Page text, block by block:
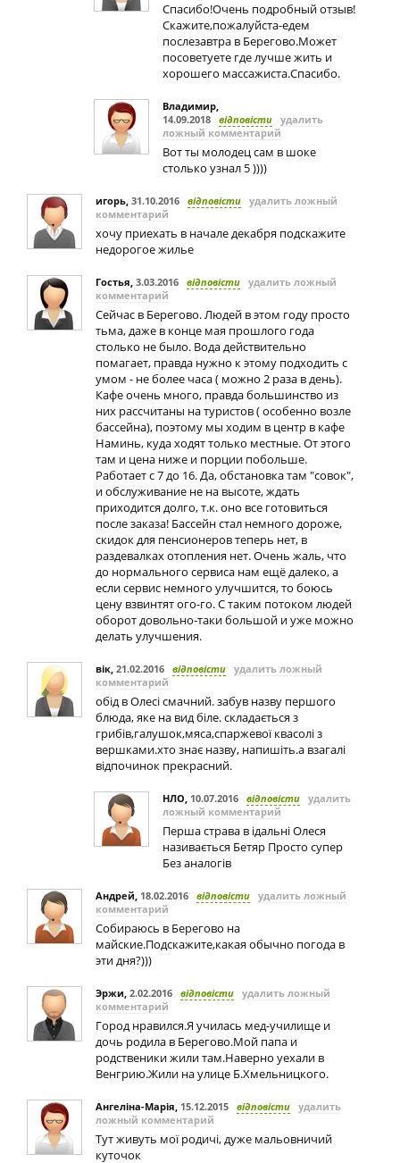
Спасибо!Очень подробный отзыв!
Скажите,пожалуйста-едем
послезавтра в Берегово.Может
посоветуете где лучше жить и
хорошего массажиста.Спасибо.
Владимир,
14.09.2018 відповісти удалить
ложный комментарий
Вот ты молодец сам в шоке
столько узнал 5 ))))
игорь, 31.10.2016 відповісти удалить ложный
комментарий
хочу приехать в начале декабря подскажите
недорогое жилье
Гостья, 3.03.2016 відповісти удалить ложный
комментарий
Сейчас в Берегово. Людей в этом году просто
тьма, даже в конце мая прошлого года
столько не было. Вода действительно
помагает, правда нужно к этому подходить с
умом - не более часа ( можно 2 раза в день).
Кафе очень много, правда большинство из
них рассчитаны на туристов ( особенно возле
бассейна), поэтому мы ходим в центр в кафе
Наминь, куда ходят только местные. От этого
там и цена ниже и порции побольше.
Работает с 7 до 16. Да, обстановка там "совок",
и обслуживание не на высоте, ждать
приходится долго, т.к. оно все готовиться
после заказа! Бассейн стал немного дороже,
скидок для пенсионеров теперь нет, в
раздевалках отопления нет. Очень жаль, что
до нормального сервиса нам ещё далеко, а
если сервис немного улучшится, то боюсь
цену взвинтят ого-го. С таким потоком людей
оборот довольно-таки большой и уже можно
делать улучшения.
вік, 21.02.2016 відповісти удалить ложный
комментарий
обід в Олесі смачний. забув назву першого
блюда, яке на вид біле. складається з
грибів,галушок,мяса,спаржевої квасолі з
вершками.хто знає назву, напишіть.а взагалі
відпочинок прекрасний.
НЛО, 10.07.2016 відповісти удалить
ложный комментарий
Перша страва в ідальні Олеся
називається Бетяр Просто супер
Без аналогів
Андрей, 18.02.2016 відповісти удалить ложный
комментарий
Собираюсь в Берегово на
майские.Подскажите,какая обычно погода в
эти дня?)))
Эржи, 2.02.2016 відповісти удалить ложный
комментарий
Город нравился.Я училась мед-училище и
дочь родила в Берегово.Мой папа и
родственики жили там.Наверно уехали в
Венгрию.Жили на улице Б.Хмельницкого.
Ангеліна-Марія, 15.12.2015 відповісти удалить
ложный комментарий
Тут живуть мої родичі, дуже мальовничий
куточок